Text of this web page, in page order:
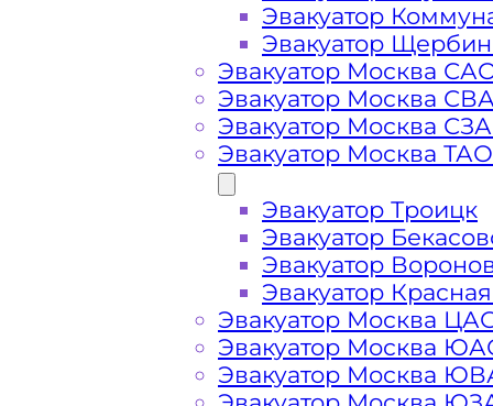
Стоимость
услуг
Эвакуатор
Эвакуатор
Эвакуатор Москва
Эвакуатор Москва
Эвакуатор Москва
Эвакуатор Москва ТАО
Эвакуатор Троицк
Эвакуатор
Эвакуатор
Эвакуатор
Эвакуатор Москва
Эвакуатор Москва
Эвакуатор Москва